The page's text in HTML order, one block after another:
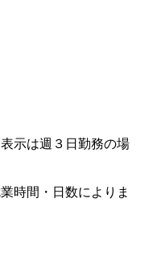
示は週３日勤務の場
時間・日数によりま